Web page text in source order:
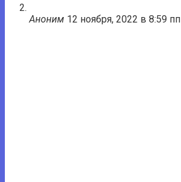
Аноним 12 ноября, 2022 в 8:59 пп